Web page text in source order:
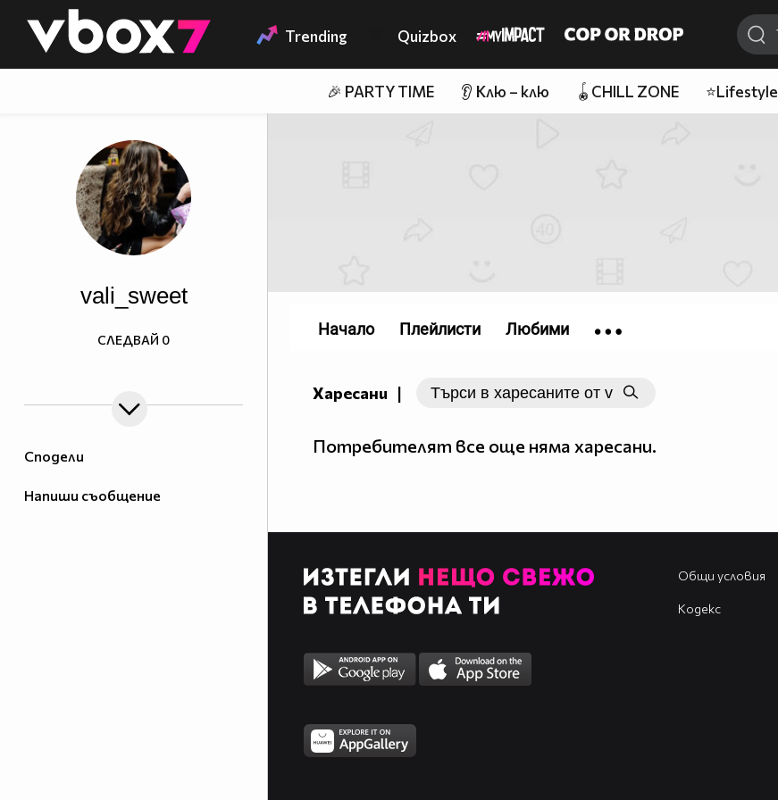
👾 Trending Quizbox
🎉 PARTY TIME 👂 Клю – клю 🪀CHILL ZONE ⭐Lifestyle
Сподели
Напиши съобщение
vali_sweet
СЛЕДВАЙ 0
Харесани |
Потребителят все още няма харесани.
Начало Плейлисти Любими
Общи условия
Кодекс